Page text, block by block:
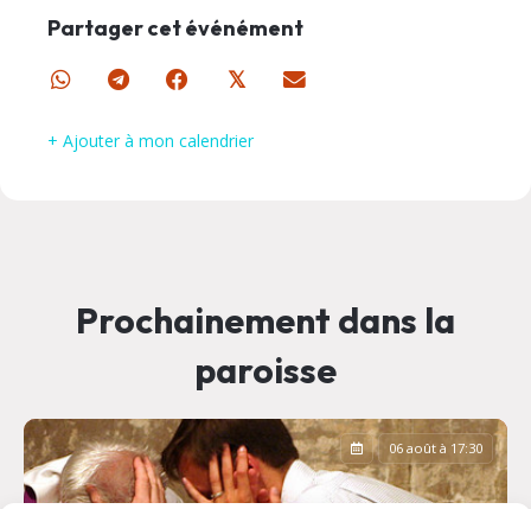
Partager cet événément
𝕏
+ Ajouter à mon calendrier
Prochainement dans la
paroisse
06 août à 17:30